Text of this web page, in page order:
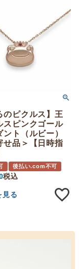
のピクルス】王
スピンクゴール
ント（ルビー）
せ品＞【日時指
後払い.com不可
税込
見る